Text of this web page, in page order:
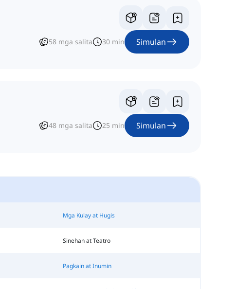
58 mga salita 30 min Simulan
48 mga salita 25 min Simulan
Mga Kulay at Hugis
Sinehan at Teatro
Pagkain at Inumin